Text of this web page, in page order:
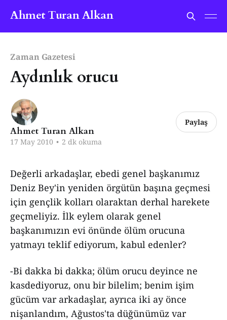
Ahmet Turan Alkan
Zaman Gazetesi
Aydınlık orucu
Ahmet Turan Alkan
17 May 2010 • 2 dk okuma
Paylaş
Değerli arkadaşlar, ebedi genel başkanımız
Deniz Bey'in yeniden örgütün başına geçmesi
için gençlik kolları olaraktan derhal harekete
geçmeliyiz. İlk eylem olarak genel
başkanımızın evi önünde ölüm orucuna
yatmayı teklif ediyorum, kabul edenler?
-Bi dakka bi dakka; ölüm orucu deyince ne
kasdediyoruz, onu bir bilelim; benim işim
gücüm var arkadaşlar, ayrıca iki ay önce
nişanlandım, Ağustos'ta düğünümüz var